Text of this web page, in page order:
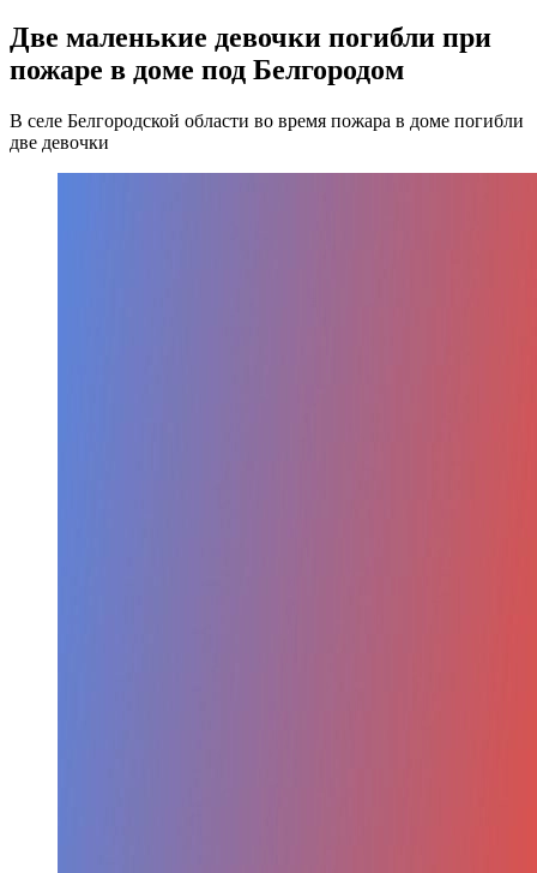
Две маленькие девочки погибли при
пожаре в доме под Белгородом
В селе Белгородской области во время пожара в доме погибли
две девочки